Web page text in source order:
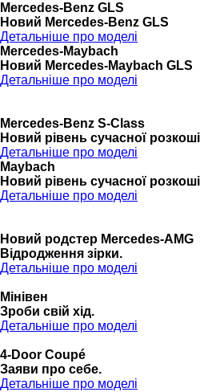
Mercedes-Benz GLS
Новий Mercedes-Benz GLS
Детальніше про моделі
Mercedes-Maybach
Новий Mercedes-Maybach GLS
Детальніше про моделі
Mercedes-Benz S-Class
Новий рівень сучасної розкоші
Детальніше про моделі
Maybach
Новий рівень сучасної розкоші
Детальніше про моделі
Новий родстер Mercedes-AMG
Відродження зірки.
Детальніше про моделі
Мінівен
Зроби свій хід.
Детальніше про моделі
4-Door Coupé
Заяви про себе.
Детальніше про моделі